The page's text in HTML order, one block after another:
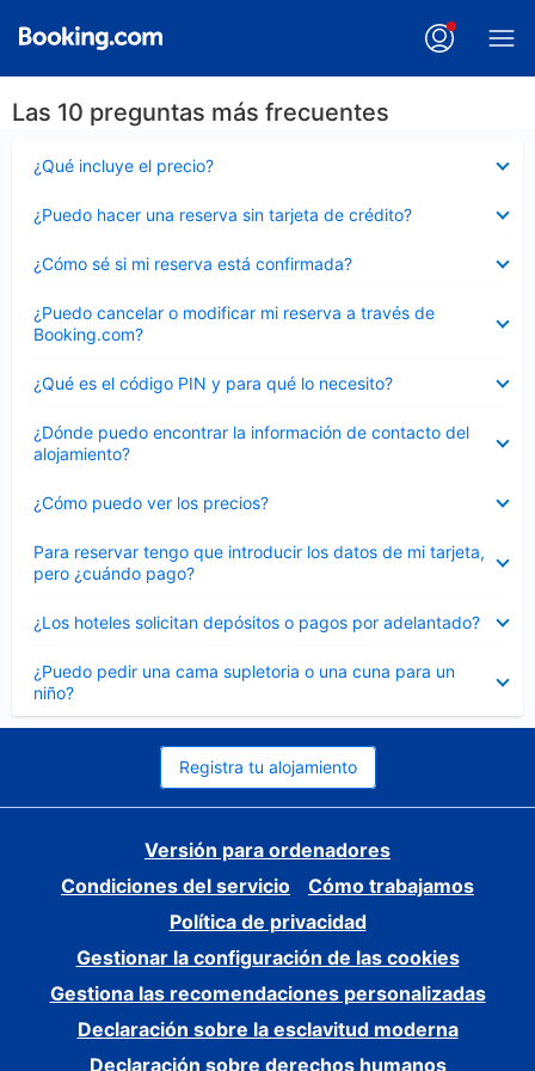
Las 10 preguntas más frecuentes
¿Qué incluye el precio?
cerrado
¿Puedo hacer una reserva sin tarjeta de crédito?
cerrado
¿Cómo sé si mi reserva está confirmada?
cerrado
¿Puedo cancelar o modificar mi reserva a través de
Booking.com?
cerrado
¿Qué es el código PIN y para qué lo necesito?
cerrado
¿Dónde puedo encontrar la información de contacto del
alojamiento?
cerrado
¿Cómo puedo ver los precios?
cerrado
Para reservar tengo que introducir los datos de mi tarjeta,
pero ¿cuándo pago?
cerrado
¿Los hoteles solicitan depósitos o pagos por adelantado?
cerrado
¿Puedo pedir una cama supletoria o una cuna para un
niño?
cerrado
Registra tu alojamiento
Versión para ordenadores
Condiciones del servicio
Cómo trabajamos
Política de privacidad
Gestionar la configuración de las cookies
Gestiona las recomendaciones personalizadas
Declaración sobre la esclavitud moderna
Declaración sobre derechos humanos